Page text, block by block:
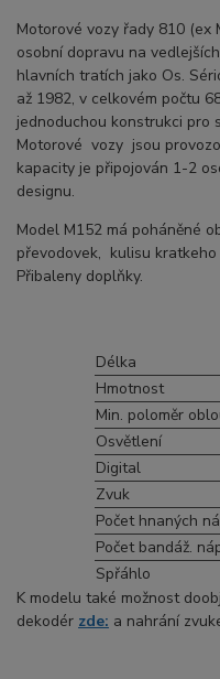
Motorové vozy řady 810 (ex
osobní dopravu na
hlavních tratích jako Os.
až 1982, v celkovém počtu
jednoduchou konstrukci pro
Motorové vozy jsou
kapacity je připojován 1-2
designu.
Model M152 má poháněné
převodovek, kulisu
Přibaleny doplňky.
Délka
Hmotnost
Min. poloměr
Osvětlení
Digital
Zvuk
Počet hnaných
Počet bandáž.
Spřáhlo
K modelu také možnost
dekodér zde: a nahrání